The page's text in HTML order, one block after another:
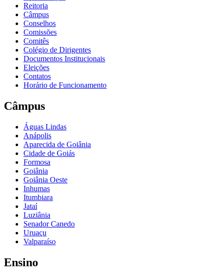
Reitoria
Câmpus
Conselhos
Comissões
Comitês
Colégio de Dirigentes
Documentos Institucionais
Eleições
Contatos
Horário de Funcionamento
Câmpus
Águas Lindas
Anápolis
Aparecida de Goiânia
Cidade de Goiás
Formosa
Goiânia
Goiânia Oeste
Inhumas
Itumbiara
Jataí
Luziânia
Senador Canedo
Uruaçu
Valparaíso
Ensino